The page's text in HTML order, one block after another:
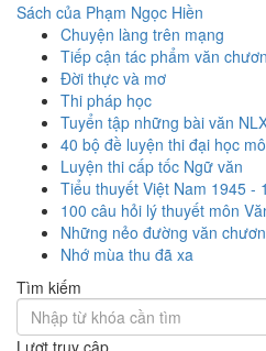
Sách của Phạm Ngọc Hiền
Chuyện làng trên mạng
Tiếp cận tác phẩm văn
Đời thực và mơ
Thi pháp học
Tuyển tập những bài văn
40 bộ đề luyện thi đại học
Luyện thi cấp tốc Ngữ văn
Tiểu thuyết Việt Nam 1945 -
100 câu hỏi lý thuyết môn
Những nẻo đường văn
Nhớ mùa thu đã xa
Tìm kiếm
Lượt truy cập